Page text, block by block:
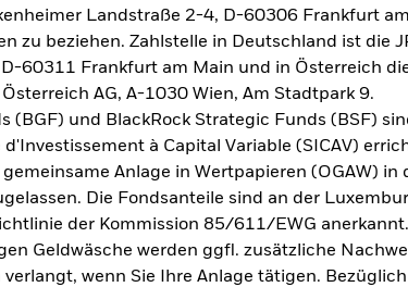
Landstraße 2-4, D-60306 Frankfurt
zu beziehen. Zahlstelle in Deutschland ist die
60311 Frankfurt am Main und in Österreich
AG, A-1030 Wien, Am Stadtpark 9.
(BGF) und BlackRock Strategic Funds (BSF)
à Capital Variable (SICAV)
Anlage in Wertpapieren (OGAW) in
Die Fondsanteile sind an der
der Kommission 85/611/EWG
Geldwäsche werden ggfl. zusätzliche
verlangt, wenn Sie Ihre Anlage tätigen.